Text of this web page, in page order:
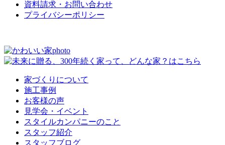
資料請求・お問い合わせ
プライバシーポリシー
家づくりについて
施工事例
お客様の声
見学会・イベント
スタイルカンパニーのこと
スタッフ紹介
スタッフブログ